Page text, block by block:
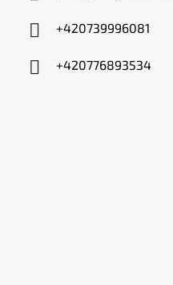
+420739996081
+420776893534